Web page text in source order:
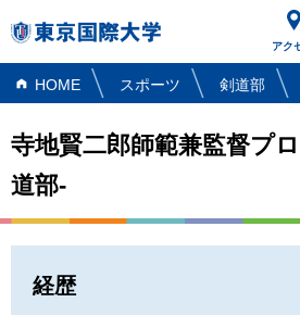
アク
HOME スポーツ 剣道部
寺地賢二郎師範兼監督プ
道部-
経歴